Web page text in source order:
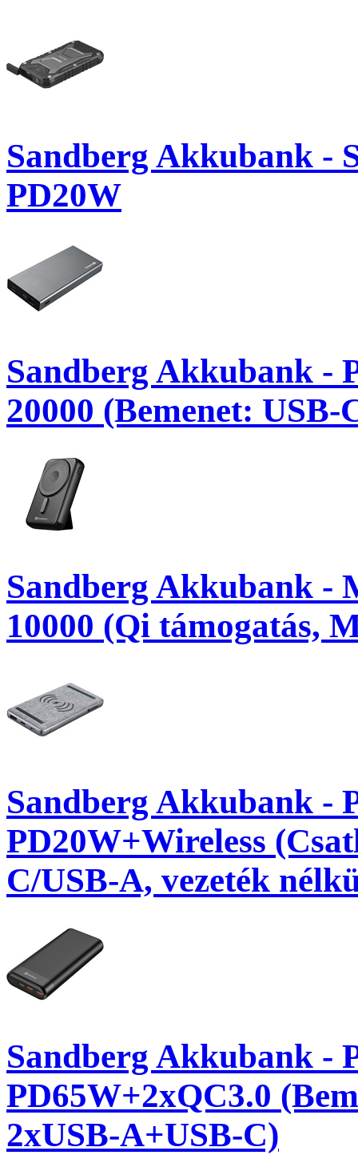
Sandberg Akkubank -
PD20W
Sandberg Akkubank -
20000 (Bemenet:
Sandberg Akkubank -
10000 (Qi támogatás,
Sandberg Akkubank -
PD20W+Wireless
C/USB-A, vezeték
Sandberg Akkubank -
PD65W+2xQC3.0
2xUSB-A+USB-C)